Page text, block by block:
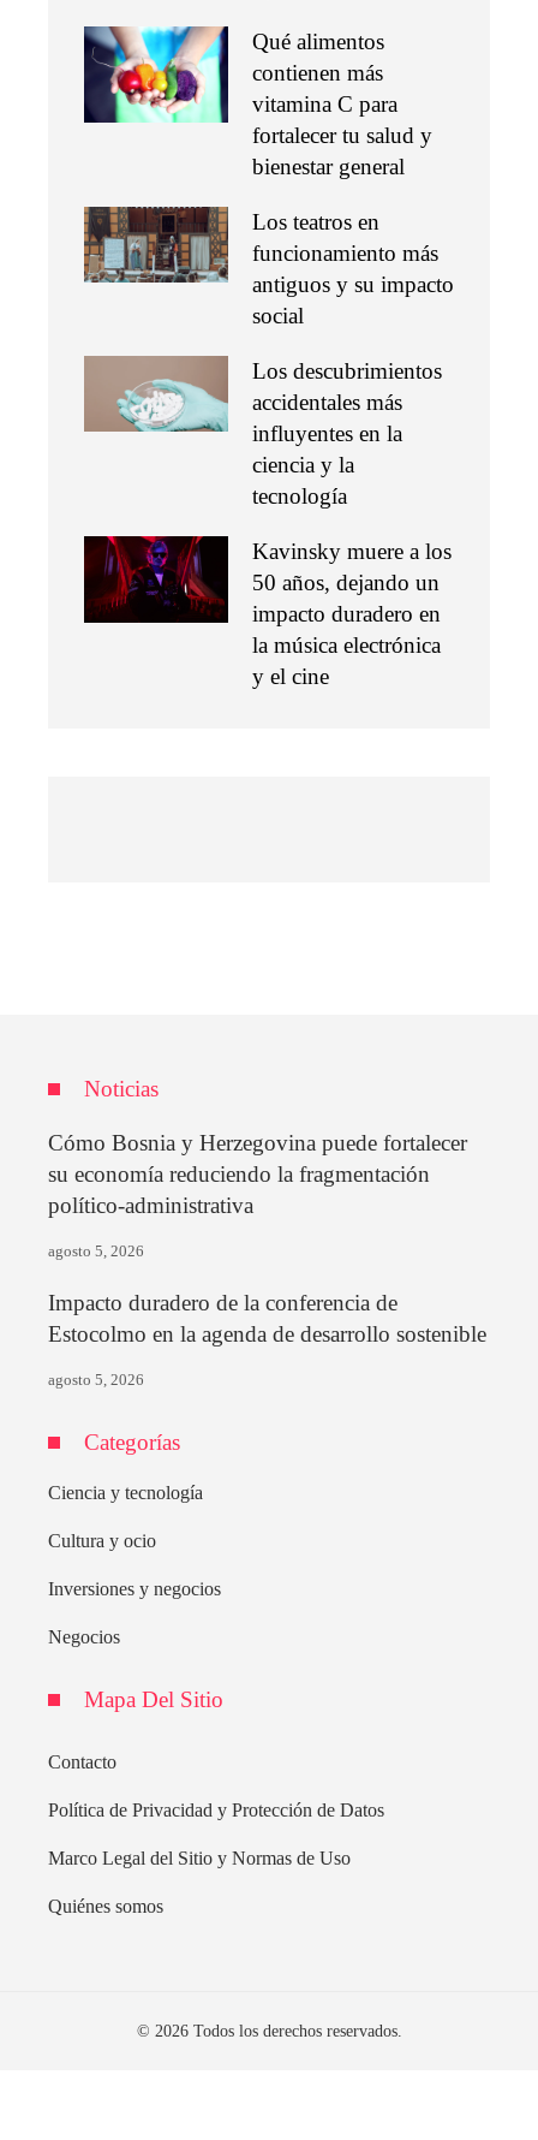
Qué alimentos
contienen más
vitamina C para
fortalecer tu salud y
bienestar general
Los teatros en
funcionamiento más
antiguos y su impacto
social
Los descubrimientos
accidentales más
influyentes en la
ciencia y la
tecnología
Kavinsky muere a los
50 años, dejando un
impacto duradero en
la música electrónica
y el cine
Noticias
Cómo Bosnia y Herzegovina puede fortalecer
su economía reduciendo la fragmentación
político-administrativa
agosto 5, 2026
Impacto duradero de la conferencia de
Estocolmo en la agenda de desarrollo sostenible
agosto 5, 2026
Categorías
Ciencia y tecnología
Cultura y ocio
Inversiones y negocios
Negocios
Mapa Del Sitio
Contacto
Política de Privacidad y Protección de Datos
Marco Legal del Sitio y Normas de Uso
Quiénes somos
© 2026 Todos los derechos reservados.